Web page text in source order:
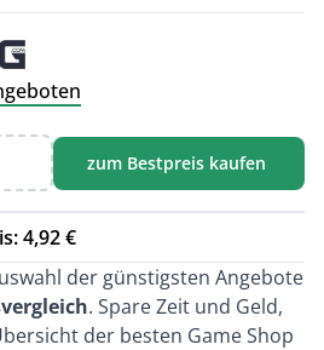
zum Bestpreis kaufen
4,92 €
der günstigsten Angebote
. Spare Zeit und Geld,
der besten Game Shop